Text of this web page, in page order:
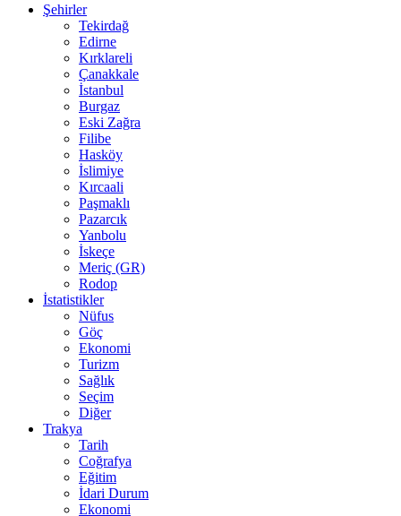
Şehirler
Tekirdağ
Edirne
Kırklareli
Çanakkale
İstanbul
Burgaz
Eski Zağra
Filibe
Hasköy
İslimiye
Kırcaali
Paşmaklı
Pazarcık
Yanbolu
İskeçe
Meriç (GR)
Rodop
İstatistikler
Nüfus
Göç
Ekonomi
Turizm
Sağlık
Seçim
Diğer
Trakya
Tarih
Coğrafya
Eğitim
İdari Durum
Ekonomi